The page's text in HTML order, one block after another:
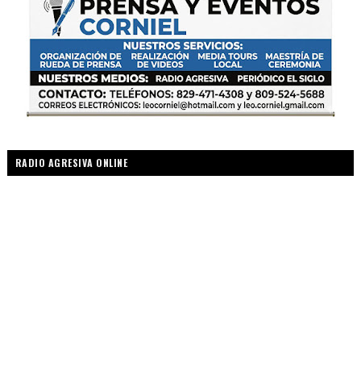
RADIO AGRESIVA ONLINE